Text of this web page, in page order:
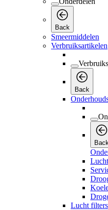
Back
Smeermiddelen
Verbruiksartikelen
Back
Lucht filters